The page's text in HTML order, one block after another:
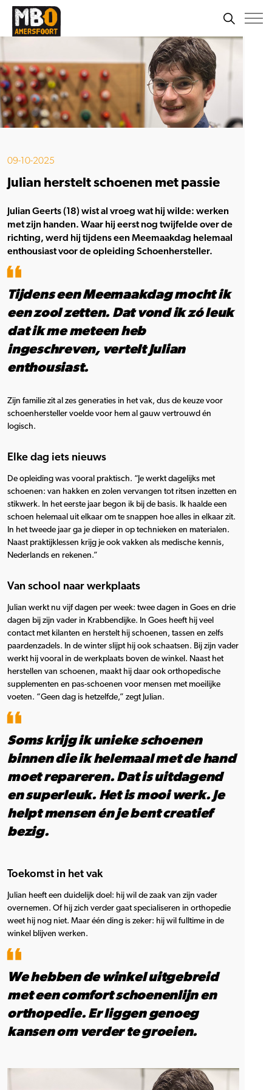
09-10-2025
Julian herstelt schoenen met passie
Julian Geerts (18) wist al vroeg wat hij wilde: werken
met zijn handen. Waar hij eerst nog twijfelde over de
richting, werd hij tijdens een Meemaakdag helemaal
enthousiast voor de opleiding Schoenhersteller.
Tijdens een Meemaakdag mocht ik
een zool zetten. Dat vond ik zó leuk
dat ik me meteen heb
ingeschreven, vertelt Julian
enthousiast.
Zijn familie zit al zes generaties in het vak, dus de keuze voor
schoenhersteller voelde voor hem al gauw vertrouwd én
logisch.
Elke dag iets nieuws
De opleiding was vooral praktisch. “Je werkt dagelijks met
schoenen: van hakken en zolen vervangen tot ritsen inzetten en
stikwerk. In het eerste jaar begon ik bij de basis. Ik haalde een
schoen helemaal uit elkaar om te snappen hoe alles in elkaar zit.
In het tweede jaar ga je dieper in op technieken en materialen.
Naast praktijklessen krijg je ook vakken als medische kennis,
Nederlands en rekenen.”
Van school naar werkplaats
Julian werkt nu vijf dagen per week: twee dagen in Goes en drie
dagen bij zijn vader in Krabbendijke. In Goes heeft hij veel
contact met kilanten en herstelt hij schoenen, tassen en zelfs
paardenzadels. In de winter slijpt hij ook schaatsen. Bij zijn vader
werkt hij vooral in de werkplaats boven de winkel. Naast het
herstellen van schoenen, maakt hij daar ook orthopedische
supplementen en pas-schoenen voor mensen met moeilijke
voeten. “Geen dag is hetzelfde,” zegt Julian.
Soms krijg ik unieke schoenen
binnen die ik helemaal met de hand
moet repareren. Dat is uitdagend
en superleuk. Het is mooi werk. Je
helpt mensen én je bent creatief
bezig.
Toekomst in het vak
Julian heeft een duidelijk doel: hij wil de zaak van zijn vader
overnemen. Of hij zich verder gaat specialiseren in orthopedie
weet hij nog niet. Maar één ding is zeker: hij wil fulltime in de
winkel blijven werken.
We hebben de winkel uitgebreid
met een comfort schoenenlijn en
orthopedie. Er liggen genoeg
kansen om verder te groeien.